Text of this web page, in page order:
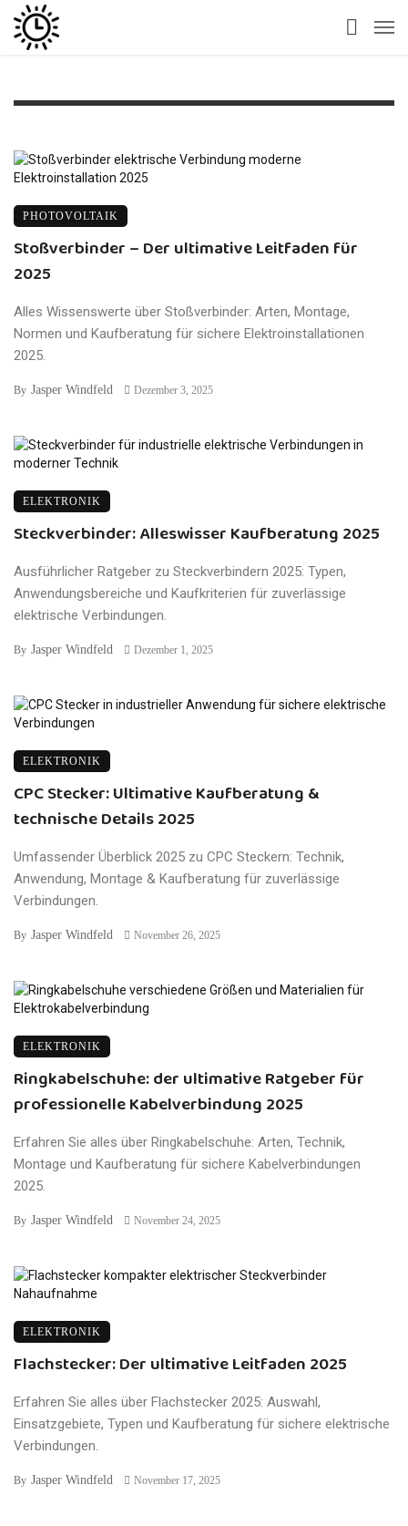
PHOTOVOLTAIK
Stoßverbinder – Der ultimative Leitfaden für
2025
Alles Wissenswerte über Stoßverbinder: Arten, Montage,
Normen und Kaufberatung für sichere Elektroinstallationen
2025.
By Jasper Windfeld Dezember 3, 2025
ELEKTRONIK
Steckverbinder: Alleswisser Kaufberatung 2025
Ausführlicher Ratgeber zu Steckverbindern 2025: Typen,
Anwendungsbereiche und Kaufkriterien für zuverlässige
elektrische Verbindungen.
By Jasper Windfeld Dezember 1, 2025
ELEKTRONIK
CPC Stecker: Ultimative Kaufberatung &
technische Details 2025
Umfassender Überblick 2025 zu CPC Steckern: Technik,
Anwendung, Montage & Kaufberatung für zuverlässige
Verbindungen.
By Jasper Windfeld November 26, 2025
ELEKTRONIK
Ringkabelschuhe: der ultimative Ratgeber für
professionelle Kabelverbindung 2025
Erfahren Sie alles über Ringkabelschuhe: Arten, Technik,
Montage und Kaufberatung für sichere Kabelverbindungen
2025.
By Jasper Windfeld November 24, 2025
ELEKTRONIK
Flachstecker: Der ultimative Leitfaden 2025
Erfahren Sie alles über Flachstecker 2025: Auswahl,
Einsatzgebiete, Typen und Kaufberatung für sichere elektrische
Verbindungen.
By Jasper Windfeld November 17, 2025